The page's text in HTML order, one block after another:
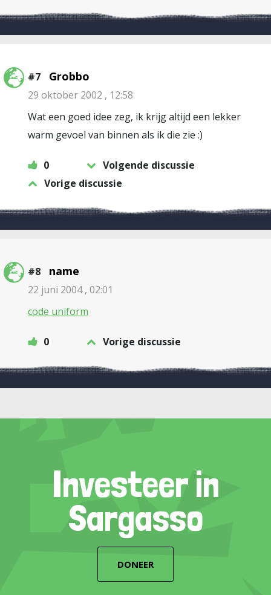
#7 Grobbo
29 oktober 2002 , 12:58
Wat een goed idee zeg, ik krijg altijd een lekker
warm gevoel van binnen als ik die zie :)
0
Volgende discussie
Vorige discussie
#8 name
22 juni 2004 , 02:01
code uniform
0 Vorige discussie
Investeer in
Sargasso
DONEER